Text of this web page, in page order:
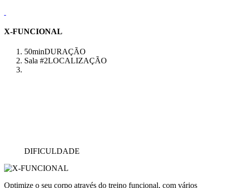
X-FUNCIONAL
50minDURAÇÃO
Sala #2LOCALIZAÇÃO
DIFICULDADE
Optimize o seu corpo através do treino funcional, com vários